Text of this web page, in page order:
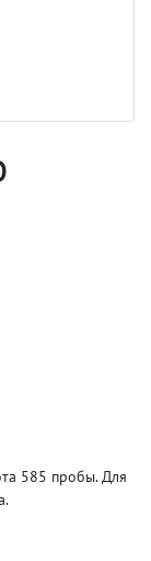
585 пробы. Для